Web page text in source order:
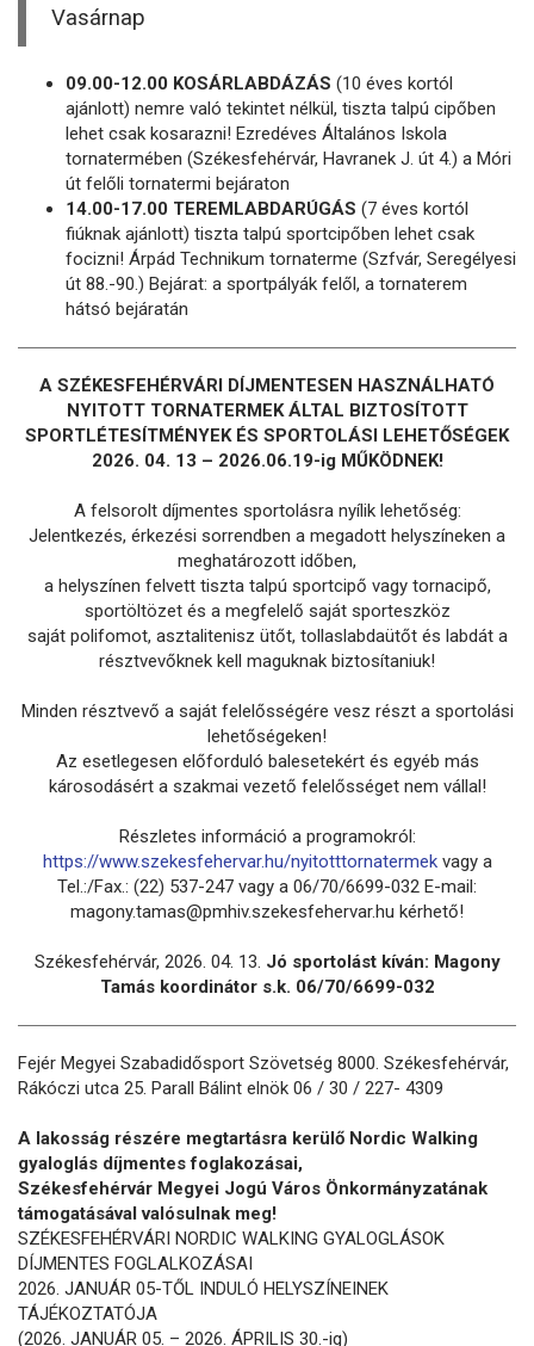
Vasárnap
09.00-12.00 KOSÁRLABDÁZÁS (10 éves kortól
ajánlott) nemre való tekintet nélkül, tiszta talpú cipőben
lehet csak kosarazni! Ezredéves Általános Iskola
tornatermében (Székesfehérvár, Havranek J. út 4.) a Móri
út felőli tornatermi bejáraton
14.00-17.00 TEREMLABDARÚGÁS (7 éves kortól
fiúknak ajánlott) tiszta talpú sportcipőben lehet csak
focizni! Árpád Technikum tornaterme (Szfvár, Seregélyesi
út 88.-90.) Bejárat: a sportpályák felől, a tornaterem
hátsó bejáratán
A SZÉKESFEHÉRVÁRI DÍJMENTESEN HASZNÁLHATÓ
NYITOTT TORNATERMEK ÁLTAL BIZTOSÍTOTT
SPORTLÉTESÍTMÉNYEK ÉS SPORTOLÁSI LEHETŐSÉGEK
2026. 04. 13 – 2026.06.19-ig MŰKÖDNEK!
A felsorolt díjmentes sportolásra nyílik lehetőség:
Jelentkezés, érkezési sorrendben a megadott helyszíneken a
meghatározott időben,
a helyszínen felvett tiszta talpú sportcipő vagy tornacipő,
sportöltözet és a megfelelő saját sporteszköz
saját polifomot, asztalitenisz ütőt, tollaslabdaütőt és labdát a
résztvevőknek kell maguknak biztosítaniuk!
Minden résztvevő a saját felelősségére vesz részt a sportolási
lehetőségeken!
Az esetlegesen előforduló balesetekért és egyéb más
károsodásért a szakmai vezető felelősséget nem vállal!
Részletes információ a programokról:
https://www.szekesfehervar.hu/nyitotttornatermekvagy a
Tel.:/Fax.: (22) 537-247 vagy a 06/70/6699-032 E-mail:
magony.tamas@pmhiv.szekesfehervar.hu kérhető!
Székesfehérvár, 2026. 04. 13. Jó sportolást kíván: Magony
Tamás koordinátor s.k. 06/70/6699-032
Fejér Megyei Szabadidősport Szövetség 8000. Székesfehérvár,
Rákóczi utca 25. Parall Bálint elnök 06 / 30 / 227- 4309
A lakosság részére megtartásra kerülő Nordic Walking
gyaloglás díjmentes foglakozásai,
Székesfehérvár Megyei Jogú Város Önkormányzatának
támogatásával valósulnak meg!
SZÉKESFEHÉRVÁRI NORDIC WALKING GYALOGLÁSOK
DÍJMENTES FOGLALKOZÁSAI
2026. JANUÁR 05-TŐL INDULÓ HELYSZÍNEINEK
TÁJÉKOZTATÓJA
(2026. JANUÁR 05. – 2026. ÁPRILIS 30.-ig)